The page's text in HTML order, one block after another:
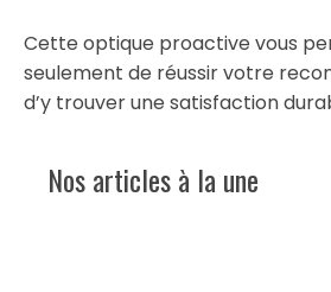
Cette optique proactive vous
seulement de réussir votre
d’y trouver une satisfaction
Nos articles à la une